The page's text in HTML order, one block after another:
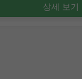
상세 보기